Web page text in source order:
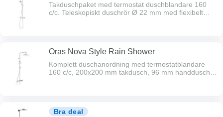
Takduschpaket med termostat duschblandare 160
c/c. Teleskopiskt duschrör Ø 22 mm med flexibelt
Oras Nova Style Rain Shower
Komplett duschanordning med termostatblandare
160 c/c, 200x200 mm takdusch, 96 mm handdusch
Bra deal